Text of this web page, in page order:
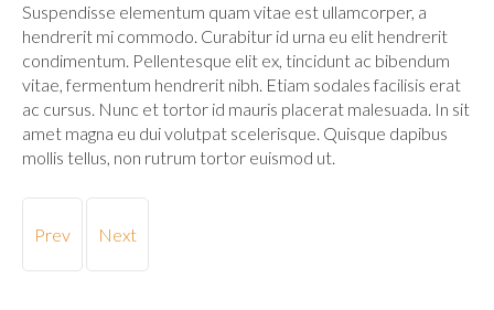
Suspendisse elementum quam vitae est ullamcorper, a
hendrerit mi commodo. Curabitur id urna eu elit hendrerit
condimentum. Pellentesque elit ex, tincidunt ac bibendum
vitae, fermentum hendrerit nibh. Etiam sodales facilisis erat
ac cursus. Nunc et tortor id mauris placerat malesuada. In sit
amet magna eu dui volutpat scelerisque. Quisque dapibus
mollis tellus, non rutrum tortor euismod ut.
Prev Next